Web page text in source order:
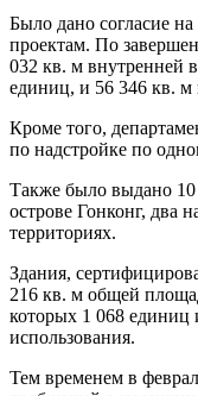
Было дано согласие
проектам. По
032 кв. м внутренней
единиц, и 56 346 кв.
Кроме того,
по надстройке по
Также было выдано
острове Гонконг, два
территориях.
Здания,
216 кв. м общей
которых 1 068 единиц
использования.
Тем временем в